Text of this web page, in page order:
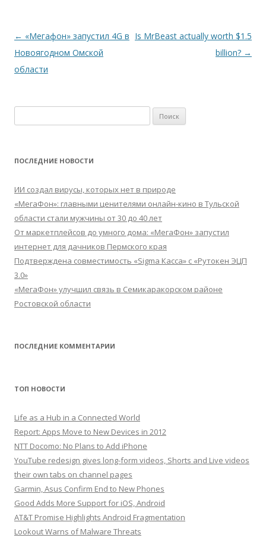
Навигация
по
записям
← «Мегафон» запустил 4G в
Новоягодном Омской
области
Is MrBeast actually worth $1.5
billion? →
ПОСЛЕДНИЕ НОВОСТИ
ИИ создал вирусы, которых нет в природе
«МегаФон»: главными ценителями онлайн-кино в Тульской
области стали мужчины от 30 до 40 лет
От маркетплейсов до умного дома: «МегаФон» запустил
интернет для дачников Пермского края
Подтверждена совместимость «Sigma Касса» с «Рутокен ЭЦП
3.0»
«МегаФон» улучшил связь в Семикаракорском районе
Ростовской области
ПОСЛЕДНИЕ КОММЕНТАРИИ
ТОП НОВОСТИ
Life as a Hub in a Connected World
Report: Apps Move to New Devices in 2012
NTT Docomo: No Plans to Add iPhone
YouTube redesign gives long-form videos, Shorts and Live videos
their own tabs on channel pages
Garmin, Asus Confirm End to New Phones
Good Adds More Support for iOS, Android
AT&T Promise Highlights Android Fragmentation
Lookout Warns of Malware Threats